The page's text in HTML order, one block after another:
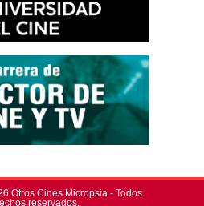
Otros Cines Micropsia - Todos
reservados.